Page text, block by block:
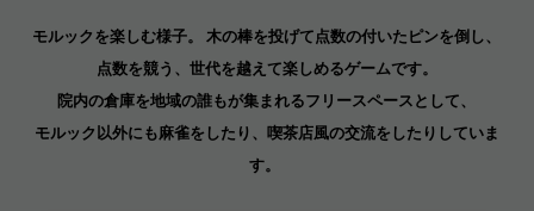
モルックを楽しむ様子。 木の棒を投げて点数の付いたピンを倒し、
点数を競う、世代を越えて楽しめるゲームです。
院内の倉庫を地域の誰もが集まれるフリースペースとして、
モルック以外にも麻雀をしたり、喫茶店風の交流をしたりしていま
す。